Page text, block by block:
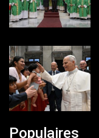
Populaires